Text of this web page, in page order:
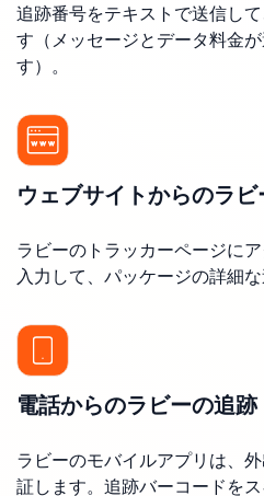
追跡番号をテキストで送信し
す（メッセージとデータ料金
す）。
ウェブサイトからのラ
ラビーのトラッカーページに
入力して、パッケージの詳細
電話からのラビーの追跡
ラビーのモバイルアプリは、
証します。追跡バーコードを